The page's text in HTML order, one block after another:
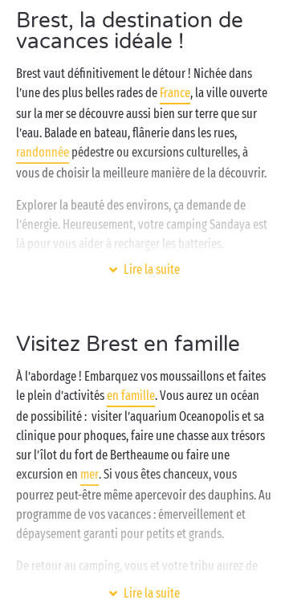
Brest, la destination de
vacances idéale !
Brest vaut définitivement le détour ! Nichée dans
l’une des plus belles rades de France, la ville ouverte
sur la mer se découvre aussi bien sur terre que sur
l’eau. Balade en bateau, flânerie dans les rues,
randonnée pédestre ou excursions culturelles, à
vous de choisir la meilleure manière de la découvrir.
Explorer la beauté des environs, ça demande de
l’énergie. Heureusement, votre camping Sandaya est
là pour vous aider à recharger les batteries.
, espace bien-être,
Lire la suite
Visitez Brest en famille
À l’abordage ! Embarquez vos moussaillons et faites
le plein d’activitésen famille. Vous aurez un océan
de possibilité : visiter l’aquarium Oceanopolis et sa
clinique pour phoques, faire une chasse aux trésors
sur l’îlot du fort de Bertheaume ou faire une
excursion en mer. Si vous êtes chanceux, vous
pourrez peut-être même apercevoir des dauphins. Au
programme de vos vacances : émerveillement et
dépaysement garanti pour petits et grands.
De retour au camping, vous et votre tribu aurez de
activités
. Vos petits matelots
Lire la suite